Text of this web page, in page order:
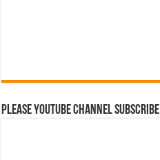
Please Youtube Channel Subscribe